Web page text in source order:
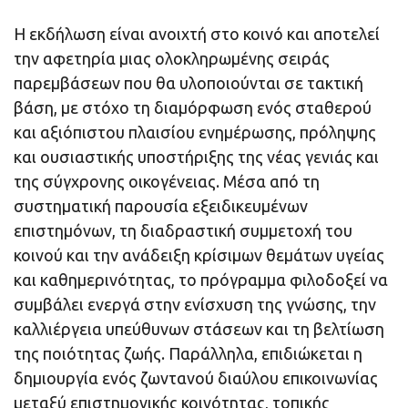
Η εκδήλωση είναι ανοιχτή στο κοινό και αποτελεί
την αφετηρία μιας ολοκληρωμένης σειράς
παρεμβάσεων που θα υλοποιούνται σε τακτική
βάση, με στόχο τη διαμόρφωση ενός σταθερού
και αξιόπιστου πλαισίου ενημέρωσης, πρόληψης
και ουσιαστικής υποστήριξης της νέας γενιάς και
της σύγχρονης οικογένειας. Μέσα από τη
συστηματική παρουσία εξειδικευμένων
επιστημόνων, τη διαδραστική συμμετοχή του
κοινού και την ανάδειξη κρίσιμων θεμάτων υγείας
και καθημερινότητας, το πρόγραμμα φιλοδοξεί να
συμβάλει ενεργά στην ενίσχυση της γνώσης, την
καλλιέργεια υπεύθυνων στάσεων και τη βελτίωση
της ποιότητας ζωής. Παράλληλα, επιδιώκεται η
δημιουργία ενός ζωντανού διαύλου επικοινωνίας
μεταξύ επιστημονικής κοινότητας, τοπικής